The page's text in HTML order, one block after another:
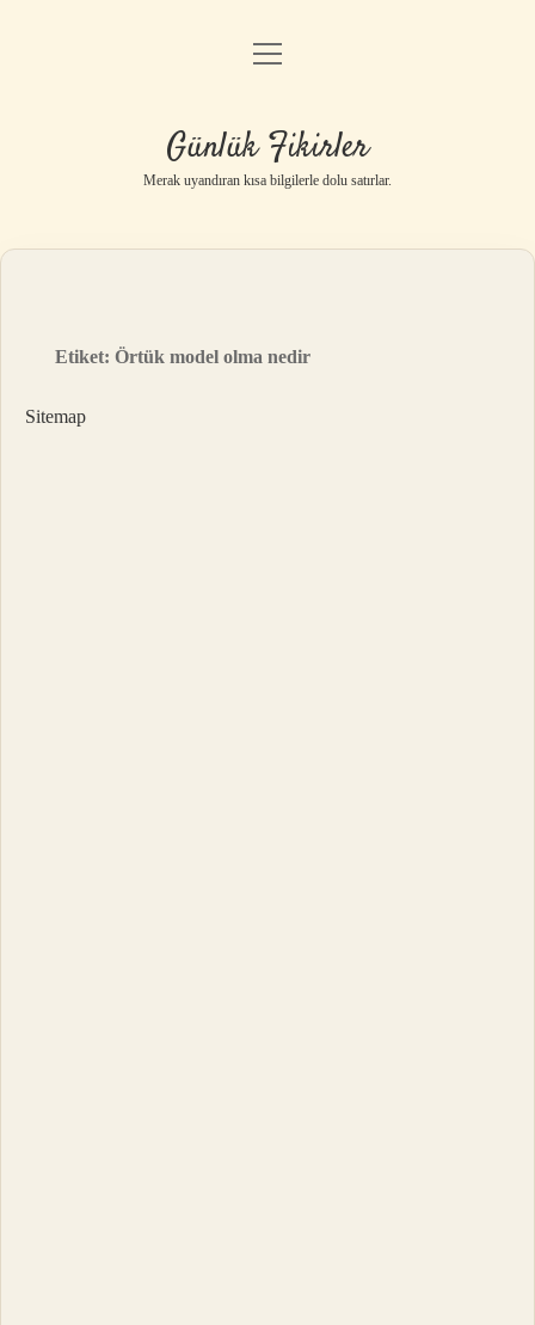
Anasayfa
Yasal Uyarı
menüyü
Günlük Fikirler
Merak uyandıran kısa bilgilerle dolu satırlar.
Etiket:Örtük model olma nedir
Sitemap